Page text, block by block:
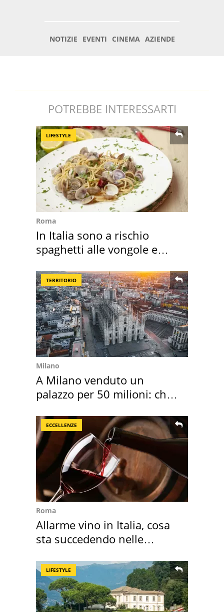
POTREBBE INTERESSARTI
LIFESTYLE
Roma
In Italia sono a rischio
spaghetti alle vongole e
TERRITORIO
Milano
A Milano venduto un
palazzo per 50 milioni: chi
ECCELLENZE
Roma
Allarme vino in Italia, cosa
sta succedendo nelle
LIFESTYLE